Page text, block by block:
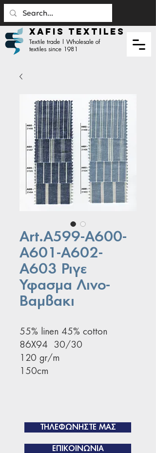
XAFIS TEXTILES
Textile trade | Wholesale of
textiles since 1981
Art.Α599-Α600-
A601-Α602-
Α603 Ριγε
Υφασμα Λινο-
Βαμβακι
55% linen 45% cotton
86X94 30/30
120 gr/m
150cm
ΤΗΛΕΦΩΝΗΣΤΕ ΜΑΣ
ΕΠΙΚΟΙΝΩΝΙΑ